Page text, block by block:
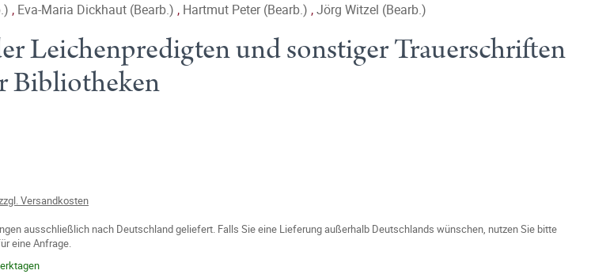
, Eva-Maria Dickhaut (Bearb.) , Hartmut Peter (Bearb.) ,Jörg Witzel (Bearb.)
Leichenpredigten und sonstiger Trauerschriften
Bibliotheken
Versandkosten
ausschließlich nach Deutschland geliefert. Falls Sie eine Lieferung außerhalb Deutschlands wünschen, nutzen Sie bitte
eine Anfrage.